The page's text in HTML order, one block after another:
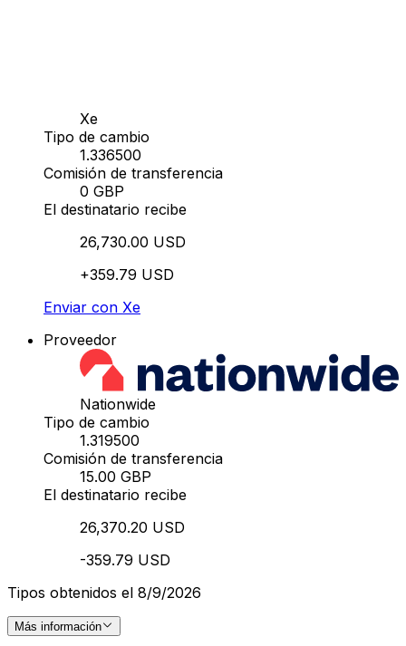
Xe
Tipo de cambio
1.336500
Comisión de transferencia
0 GBP
El destinatario recibe
26,730.00 USD
+359.79 USD
Enviar con Xe
Proveedor
Nationwide
Tipo de cambio
1.319500
Comisión de transferencia
15.00 GBP
El destinatario recibe
26,370.20 USD
-359.79 USD
Tipos obtenidos el 8/9/2026
Más información